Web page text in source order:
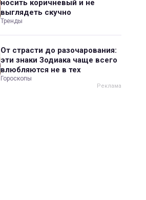
носить коричневый и не
выглядеть скучно
Тренды
От страсти до разочарования:
эти знаки Зодиака чаще всего
влюбляются не в тех
Гороскопы